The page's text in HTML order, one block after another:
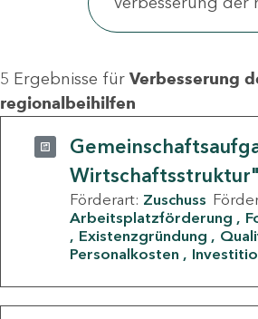
5 Ergebnisse für Verbesserung
regionalbeihilfen
Wirtschaftsstruktur"
Förderart: Zuschuss
Arbeitsplatzförderung
Existenzgründung
Personalkosten